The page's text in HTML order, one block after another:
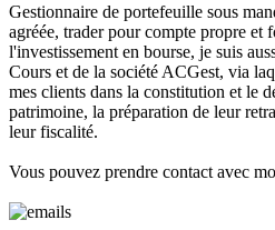
Gestionnaire de portefeuille sous
agréée, trader pour compte propre et
l'investissement en bourse, je suis
Cours et de la société ACGest, via
mes clients dans la constitution et le
patrimoine, la préparation de leur
leur fiscalité.
Vous pouvez prendre contact avec